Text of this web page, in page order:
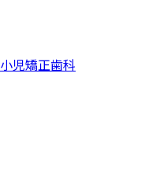
小児矯正歯科